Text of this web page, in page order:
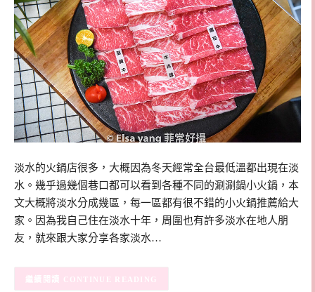
淡水的火鍋店很多，大概因為冬天經常全台最低溫都出現在淡
水。幾乎過幾個巷口都可以看到各種不同的涮涮鍋小火鍋，本
文大概將淡水分成幾區，每一區都有很不錯的小火鍋推薦給大
家。因為我自己住在淡水十年，周圍也有許多淡水在地人朋
友，就來跟大家分享各家淡水…
CONTINUE READING